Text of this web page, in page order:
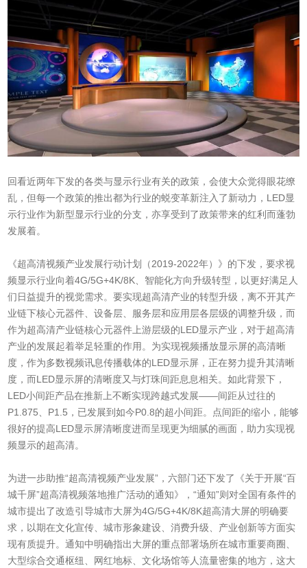
回看近两年下发的各类与显示行业有关的政策，会使大众觉得眼花缭
乱，但每一个政策的推出都为行业的蜕变革新注入了新动力，LED显
示行业作为新型显示行业的分支，亦享受到了政策带来的红利而蓬勃
发展着。
《超高清视频产业发展行动计划（2019-2022年）》的下发，要求视
频显示行业向着4G/5G+4K/8K、智能化方向升级转型，以更好满足人
们日益提升的视觉需求。要实现超高清产业的转型升级，离不开其产
业链下核心元器件、设备层、服务层和应用层各层级的调整升级，而
作为超高清产业链核心元器件上游层级的LED显示产业，对于超高清
产业的发展起着举足轻重的作用。为实现视频播放显示屏的高清晰
度，作为多数视频讯息传播载体的LED显示屏，正在努力提升其清晰
度，而LED显示屏的清晰度又与灯珠间距息息相关。如此背景下，
LED小间距产品在推新上不断实现跨越式发展——间距从过往的
P1.875、P1.5，已发展到如今P0.8的超小间距。点间距的缩小，能够
很好的提高LED显示屏清晰度进而呈现更为细腻的画面，助力实现视
频显示的超高清。
为进一步助推“超高清视频产业发展”，六部门还下发了《关于开展“百
城千屏”超高清视频落地推广活动的通知》，“通知”则对全国有条件的
城市提出了改造引导城市大屏为4G/5G+4K/8K超高清大屏的明确要
求，以期在文化宣传、城市形象建设、消费升级、产业创新等方面实
现有质提升。通知中明确指出大屏的重点部署场所在城市重要商圈、
大型综合交通枢纽、网红地标、文化场馆等人流量密集的地方，这大